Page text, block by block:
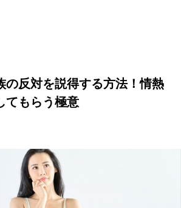
の反対を説得する方法！情熱
てもらう極意